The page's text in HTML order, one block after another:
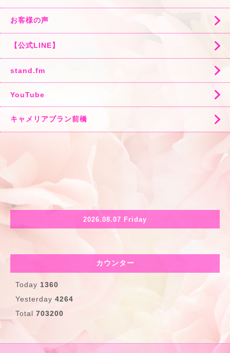
お客様の声
【公式LINE】
stand.fm
YouTube
キャメリアブラン前橋
2026.08.07 Friday
カウンター
Today 1360
Yesterday 4264
Total 703200